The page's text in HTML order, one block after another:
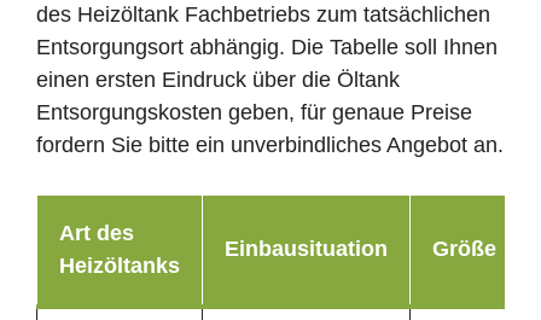
des Heizöltank Fachbetriebs zum tatsächlichen
Entsorgungsort abhängig. Die Tabelle soll Ihnen
einen ersten Eindruck über die Öltank
Entsorgungskosten geben, für genaue Preise
fordern Sie bitte ein unverbindliches Angebot an.
Art des
Heizöltanks
Einbausituation Größe